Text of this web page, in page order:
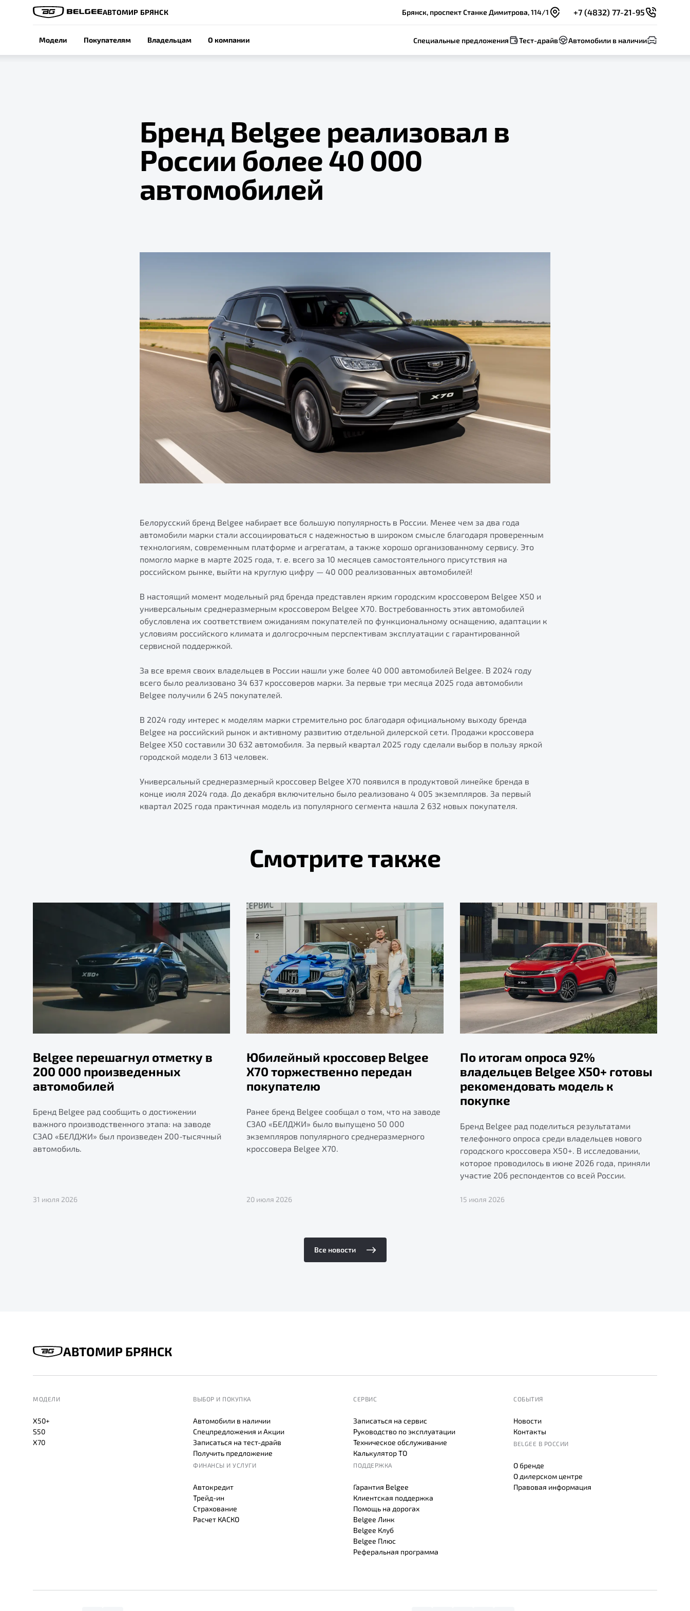
АВТОМИР БРЯНСК Брянск, проспект Станке Димитрова, 114/1 +7 (4832) 77-21-95
Модели Покупателям Владельцам О компании Специальные предложения Тест-драйв Автомобили в наличии
Бренд Belgee реализовал в
России более 40 000
автомобилей
Белорусский бренд Belgee набирает все большую популярность в России. Менее чем за два года
автомобили марки стали ассоциироваться с надежностью в широком смысле благодаря проверенным
технологиям, современным платформе и агрегатам, а также хорошо организованному сервису. Это
помогло марке в марте 2025 года, т. е. всего за 10 месяцев самостоятельного присутствия на
российском рынке, выйти на круглую цифру — 40 000 реализованных автомобилей!
В настоящий момент модельный ряд бренда представлен ярким городским кроссовером Belgee X50 и
универсальным среднеразмерным кроссовером Belgee X70. Востребованность этих автомобилей
обусловлена их соответствием ожиданиям покупателей по функциональному оснащению, адаптации к
условиям российского климата и долгосрочным перспективам эксплуатации с гарантированной
сервисной поддержкой.
За все время своих владельцев в России нашли уже более 40 000 автомобилей Belgee. В 2024 году
всего было реализовано 34 637 кроссоверов марки. За первые три месяца 2025 года автомобили
Belgee получили 6 245 покупателей.
В 2024 году интерес к моделям марки стремительно рос благодаря официальному выходу бренда
Belgee на российский рынок и активному развитию отдельной дилерской сети. Продажи кроссовера
Belgee X50 составили 30 632 автомобиля. За первый квартал 2025 году сделали выбор в пользу яркой
городской модели 3 613 человек.
Универсальный среднеразмерный кроссовер Belgee X70 появился в продуктовой линейке бренда в
конце июля 2024 года. До декабря включительно было реализовано 4 005 экземпляров. За первый
квартал 2025 года практичная модель из популярного сегмента нашла 2 632 новых покупателя.
Смотрите также
Belgee перешагнул отметку в
200 000 произведенных
автомобилей
Бренд Belgee рад сообщить о достижении
важного производственного этапа: на заводе
СЗАО «БЕЛДЖИ» был произведен 200-тысячный
автомобиль.
31 июля 2026
Юбилейный кроссовер Belgee
X70 торжественно передан
покупателю
Ранее бренд Belgee сообщал о том, что на заводе
СЗАО «БЕЛДЖИ» было выпущено 50 000
экземпляров популярного среднеразмерного
кроссовера Belgee X70.
20 июля 2026
По итогам опроса 92%
владельцев Belgee X50+ готовы
рекомендовать модель к
покупке
Бренд Belgee рад поделиться результатами
телефонного опроса среди владельцев нового
городского кроссовера X50+. В исследовании,
которое проводилось в июне 2026 года, приняли
участие 206 респондентов со всей России.
15 июля 2026
Все новости
АВТОМИР БРЯНСК
МОДЕЛИ
X50+
S50
X70
ВЫБОР И ПОКУПКА
Автомобили в наличии
Спецпредложения и Акции
Записаться на тест-драйв
Получить предложение
ФИНАНСЫ И УСЛУГИ
Автокредит
Трейд-ин
Страхование
Расчет КАСКО
СЕРВИС
Записаться на сервис
Руководство по эксплуатации
Техническое обслуживание
Калькулятор ТО
ПОДДЕРЖКА
Гарантия Belgee
Клиентская поддержка
Помощь на дорогах
Belgee Линк
Belgee Клуб
Belgee Плюс
Реферальная программа
СОБЫТИЯ
Новости
Контакты
BELGEE В РОССИИ
О бренде
О дилерском центре
Правовая информация